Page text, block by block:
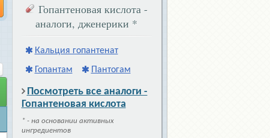
Гопантеновая кислота -
аналоги, дженерики *
Кальция гопантенат
Гопантам
Пантогам
Посмотреть все аналоги -
Гопантеновая кислота
* - на основании активных
ингредиентов